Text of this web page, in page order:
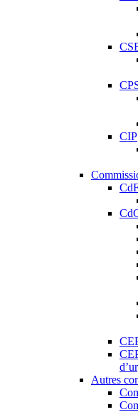
CIP
Autres